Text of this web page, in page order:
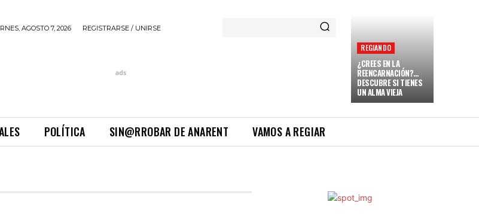
AGOSTO 7, 2026 REGISTRARSE / UNIRSE
REGIANDO
¿CREES EN LA
REENCARNACIÓN?…
DESCUBRE SI TIENES
UN ALMA VIEJA
POLÍTICA SIN@RROBAR DE ANARENT VAMOS A REGIAR